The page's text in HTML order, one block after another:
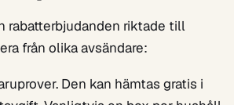
rabatterbjudanden riktade till
från olika avsändare:
Den kan hämtas gratis i